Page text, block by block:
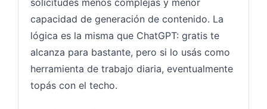
capacidad de generación de contenido. La
lógica es la misma que ChatGPT: gratis te
alcanza para bastante, pero si lo usás como
herramienta de trabajo diaria, eventualmente
topás con el techo.